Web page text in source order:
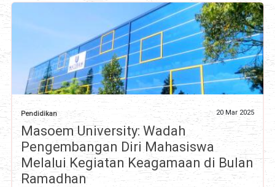
Pendidikan 20 Mar 2025
Masoem University: Wadah
Pengembangan Diri Mahasiswa
Melalui Kegiatan Keagamaan di Bulan
Ramadhan